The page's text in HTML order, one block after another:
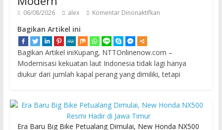
06/08/2026 alex Komentar Dinonaktifkan
Bagikan Artikel ini
Bagikan Artikel iniKupang, NTTOnlinenow.com –
Modernisasi kekuatan laut Indonesia tidak lagi hanya
diukur dari jumlah kapal perang yang dimiliki, tetapi
Era Baru Big Bike Petualang Dimulai, New Honda NX500